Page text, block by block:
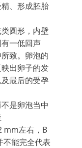
、形成胚胎
圆形，内壁
一低回声
致。卵泡的
出卵子的发
最后的受孕
是卵泡当中
mm左右，B
不能完全代表